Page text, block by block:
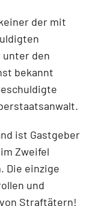
der mit
unter den
bekannt
ist Gastgeber
Zweifel
Die einzige
und
Straftätern!